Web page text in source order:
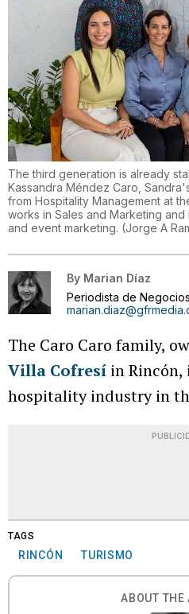
The third generation is already
Kassandra Méndez Caro,
from Hospitality Management at
works in Sales and Marketing
and event marketing. (Jorge A
By Marian Díaz
Periodista de Negocios
The Caro Caro family,
Villa Cofresí in Rincón,
hospitality industry in
TAGS
RINCÓN TURISMO
ABOUT THE